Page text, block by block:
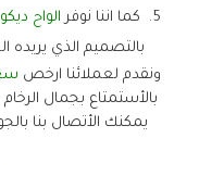
كما اننا نوفر الواح
بالتصميم الذي
ونقدم لعملائنا ارخص
بالأستمتاع بجمال
يمكنك الأتصال بنا